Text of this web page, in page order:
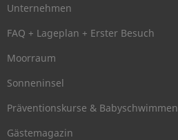
Unternehmen
FAQ + Lageplan + Erster Besuch
Moorraum
Sonneninsel
Präventionskurse & Babyschwimmen
Gästemagazin